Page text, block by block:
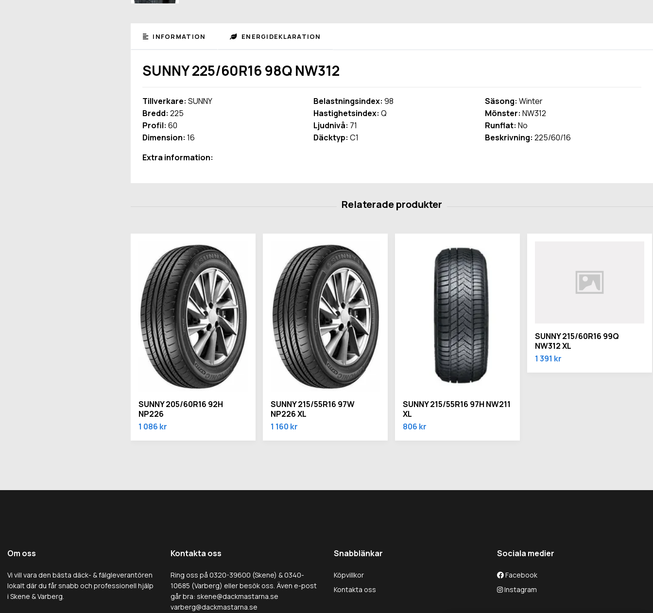
INFORMATION ENERGIDEKLARATION
SUNNY 225/60R16 98Q NW312
Tillverkare: SUNNY
Bredd: 225
Profil: 60
Dimension: 16
Belastningsindex: 98
Hastighetsindex: Q
Ljudnivå: 71
Däcktyp: C1
Säsong: Winter
Mönster: NW312
Runflat: No
Beskrivning: 225/60/16
Extra information:
SUNNY 205/60R16 92H
NP226
1 086 kr
SUNNY 215/55R16 97W
NP226 XL
1 160 kr
SUNNY 215/55R16 97H NW211
XL
806 kr
SUNNY 215/60R16 99Q
NW312 XL
1 391 kr
Om oss
Vi vill vara den bästa däck- & fälgleverantören
lokalt där du får snabb och professionell hjälp
i Skene & Varberg.
Kontakta oss
Ring oss på 0320-39600 (Skene) & 0340-
10685 (Varberg) eller besök oss. Även e-post
går bra: skene@dackmastarna.se
varberg@dackmastarna.se
Snabblänkar
Köpvillkor
Kontakta oss
Sociala medier
Facebook
Instagram